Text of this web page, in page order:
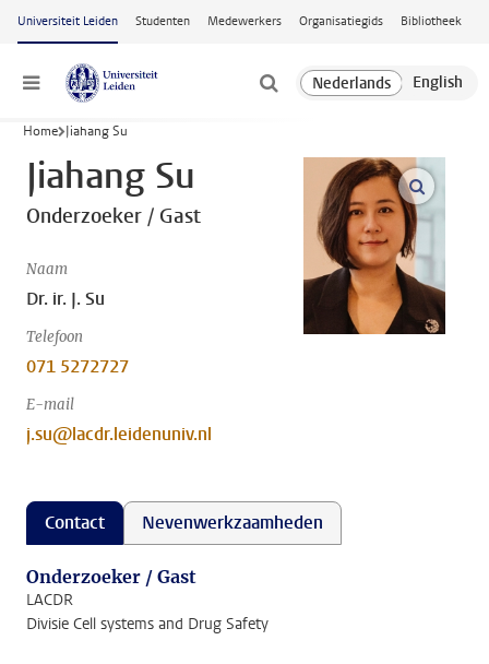
Ga naar hoofdinhoud
Universiteit Leiden Studenten Medewerkers Organisatiegids Bibliotheek
Menu
Home Jiahang Su
Jiahang Su
Onderzoeker / Gast
Naam
Dr. ir. J. Su
Telefoon
071 5272727
E-mail
j.su@lacdr.leidenuniv.nl
open
Contact Nevenwerkzaamheden
Onderzoeker / Gast
LACDR
Divisie Cell systems and Drug Safety